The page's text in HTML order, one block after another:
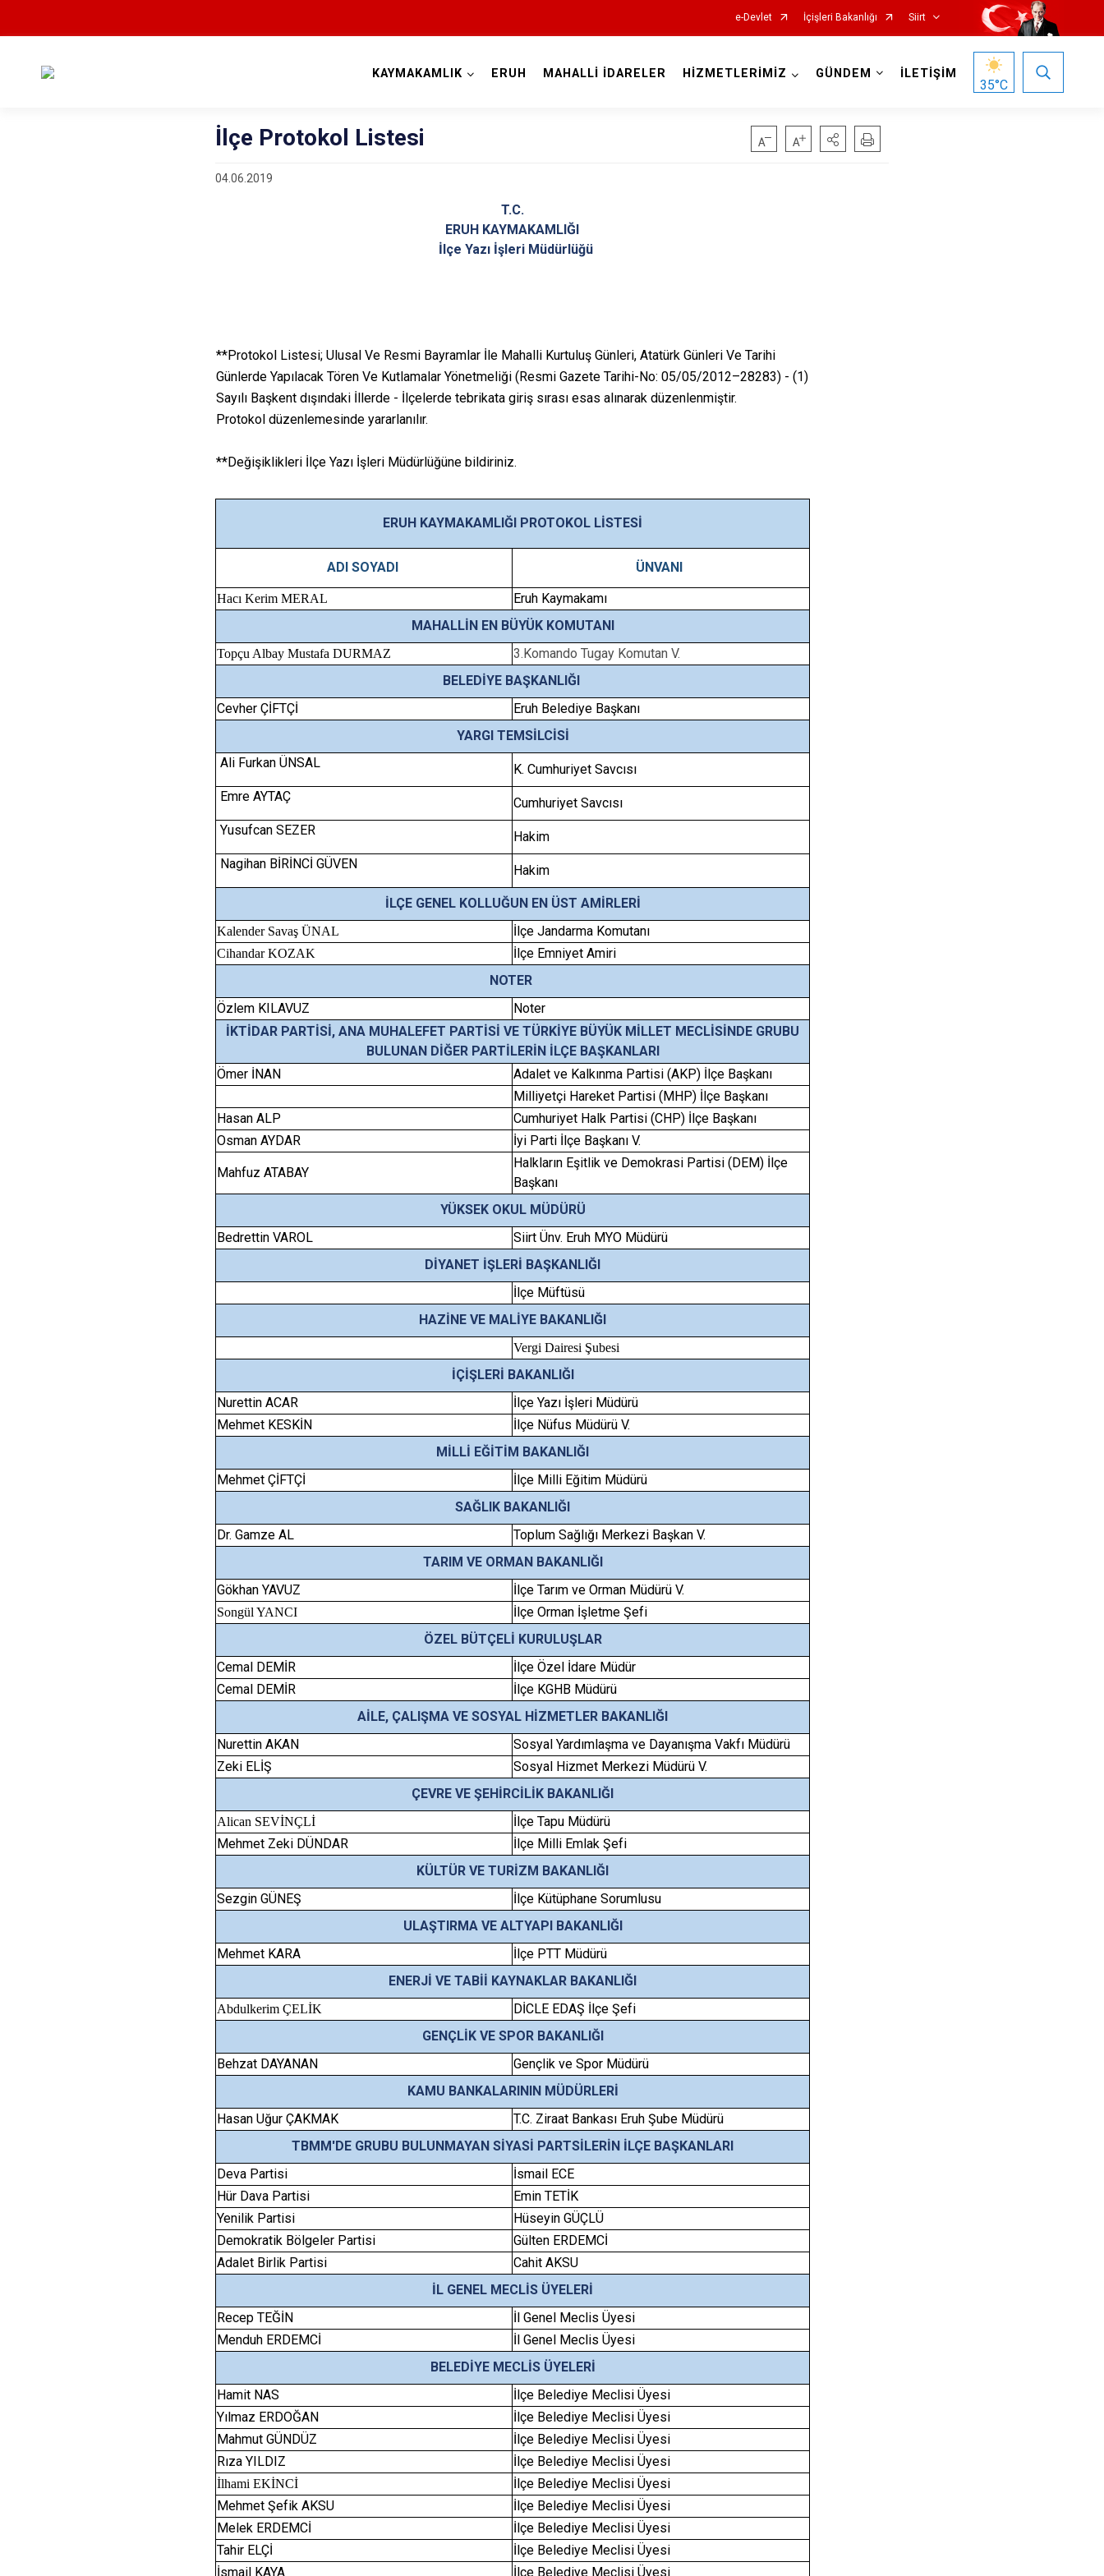
e-Devlet İçişleri Bakanlığı Siirt
Kurtalan
Pervari
KAYMAKAMLIK ERUH MAHALLİ İDARELER HİZMETLERİMİZ GÜNDEM İLETİŞİM
35°C
İlçe Protokol Listesi
04.06.2019
T.C.
ERUH KAYMAKAMLIĞI
İlçe Yazı İşleri Müdürlüğü
**Protokol Listesi; Ulusal Ve Resmi Bayramlar İle Mahalli Kurtuluş Günleri, Atatürk Günleri Ve Tarihi
Günlerde Yapılacak Tören Ve Kutlamalar Yönetmeliği (Resmi Gazete Tarihi-No: 05/05/2012–28283) - (1)
Sayılı Başkent dışındaki İllerde - İlçelerde tebrikata giriş sırası esas alınarak düzenlenmiştir.
Protokol düzenlemesinde yararlanılır.
**Değişiklikleri İlçe Yazı İşleri Müdürlüğüne bildiriniz.
ERUH KAYMAKAMLIĞI PROTOKOL LİSTESİ
ADI SOYADI ÜNVANI
Hacı Kerim MERAL
Eruh Kaymakamı
MAHALLİN EN BÜYÜK KOMUTANI
Topçu Albay Mustafa DURMAZ
3.Komando Tugay Komutan V.
BELEDİYE BAŞKANLIĞI
Cevher ÇİFTÇİ
Eruh Belediye Başkanı
YARGI TEMSİLCİSİ
Ali Furkan ÜNSAL
K. Cumhuriyet Savcısı
Emre AYTAÇ
Cumhuriyet Savcısı
Yusufcan SEZER
Hakim
Nagihan BİRİNCİ GÜVEN
Hakim
İLÇE GENEL KOLLUĞUN EN ÜST AMİRLERİ
Kalender Savaş ÜNAL İlçe Jandarma Komutanı
Cihandar KOZAK
İlçe Emniyet Amiri
NOTER
Özlem KILAVUZ
Noter
İKTİDAR PARTİSİ, ANA MUHALEFET PARTİSİ VE TÜRKİYE BÜYÜK MİLLET MECLİSİNDE GRUBU
BULUNAN DİĞER PARTİLERİN İLÇE BAŞKANLARI
Ömer İNAN
Adalet ve Kalkınma Partisi (AKP) İlçe Başkanı
Milliyetçi Hareket Partisi (MHP) İlçe Başkanı
Hasan ALP
Cumhuriyet Halk Partisi (CHP) İlçe Başkanı
Osman AYDAR
İyi Parti İlçe Başkanı V.
Mahfuz ATABAY
Halkların Eşitlik ve Demokrasi Partisi (DEM) İlçe
Başkanı
YÜKSEK OKUL MÜDÜRÜ
Bedrettin VAROL
Siirt Ünv. Eruh MYO Müdürü
DİYANET İŞLERİ BAŞKANLIĞI
İlçe Müftüsü
HAZİNE VE MALİYE BAKANLIĞI
Vergi Dairesi Şubesi
İÇİŞLERİ BAKANLIĞI
Nurettin ACAR
İlçe Yazı İşleri Müdürü
Mehmet KESKİN
İlçe Nüfus Müdürü V.
MİLLİ EĞİTİM BAKANLIĞI
Mehmet ÇİFTÇİ
İlçe Milli Eğitim Müdürü
SAĞLIK BAKANLIĞI
Dr. Gamze AL
Toplum Sağlığı Merkezi Başkan V.
TARIM VE ORMAN BAKANLIĞI
Gökhan YAVUZ
İlçe Tarım ve Orman Müdürü V.
Songül YANCI
İlçe Orman İşletme Şefi
ÖZEL BÜTÇELİ KURULUŞLAR
Cemal DEMİR
İlçe Özel İdare Müdür
Cemal DEMİR
İlçe KGHB Müdürü
AİLE, ÇALIŞMA VE SOSYAL HİZMETLER BAKANLIĞI
Nurettin AKAN
Sosyal Yardımlaşma ve Dayanışma Vakfı Müdürü
Zeki ELİŞ
Sosyal Hizmet Merkezi Müdürü V.
ÇEVRE VE ŞEHİRCİLİK BAKANLIĞI
Alican SEVİNÇLİ
İlçe Tapu Müdürü
Mehmet Zeki DÜNDAR
İlçe Milli Emlak Şefi
KÜLTÜR VE TURİZM BAKANLIĞI
Sezgin GÜNEŞ
İlçe Kütüphane Sorumlusu
ULAŞTIRMA VE ALTYAPI BAKANLIĞI
Mehmet KARA
İlçe PTT Müdürü
ENERJİ VE TABİİ KAYNAKLAR BAKANLIĞI
Abdulkerim ÇELİK
DİCLE EDAŞ İlçe Şefi
GENÇLİK VE SPOR BAKANLIĞI
Behzat DAYANAN
Gençlik ve Spor Müdürü
KAMU BANKALARININ MÜDÜRLERİ
Hasan Uğur ÇAKMAK
T.C. Ziraat Bankası Eruh Şube Müdürü
TBMM'DE GRUBU BULUNMAYAN SİYASİ PARTSİLERİN İLÇE BAŞKANLARI
Deva Partisi
İsmail ECE
Hür Dava Partisi
Emin TETİK
Yenilik Partisi
Hüseyin GÜÇLÜ
Demokratik Bölgeler Partisi
Gülten ERDEMCİ
Adalet Birlik Partisi
Cahit AKSU
İL GENEL MECLİS ÜYELERİ
Recep TEĞİN
İl Genel Meclis Üyesi
Menduh ERDEMCİ
İl Genel Meclis Üyesi
BELEDİYE MECLİS ÜYELERİ
Hamit NAS
İlçe Belediye Meclisi Üyesi
Yılmaz ERDOĞAN
İlçe Belediye Meclisi Üyesi
Mahmut GÜNDÜZ
İlçe Belediye Meclisi Üyesi
Rıza YILDIZ
İlçe Belediye Meclisi Üyesi
İlhami EKİNCİ
İlçe Belediye Meclisi Üyesi
Mehmet Şefik AKSU
İlçe Belediye Meclisi Üyesi
Melek ERDEMCİ
İlçe Belediye Meclisi Üyesi
Tahir ELÇİ
İlçe Belediye Meclisi Üyesi
İsmail KAYA
İlçe Belediye Meclisi Üyesi